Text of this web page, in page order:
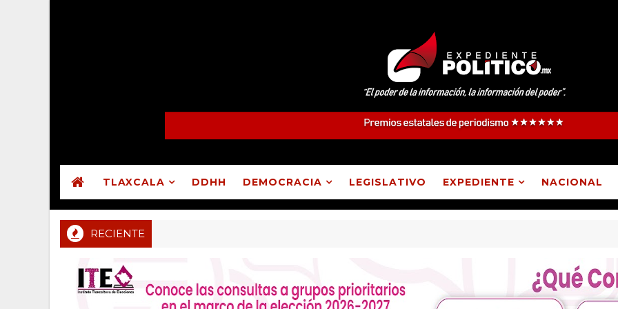
TLAXCALA DDHH DEMOCRACIA LEGISLATIVO EXPEDIENTE NACIONAL
RECIENTE